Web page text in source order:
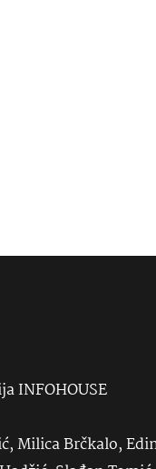
INFOHOUSE
Milica Brčkalo,